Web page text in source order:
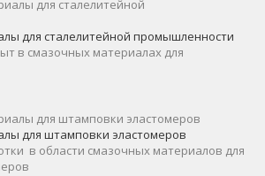
для сталелитейной промышленности
в смазочных материалах для
для штамповки эластомеров
в области смазочных материалов для